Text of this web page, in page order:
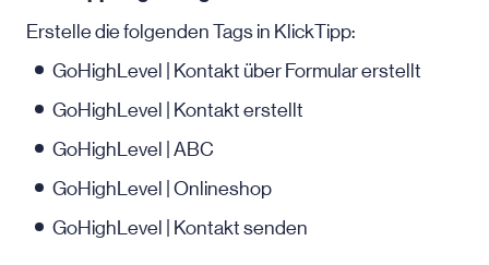
Erstelle die folgenden Tags in KlickTipp:
GoHighLevel | Kontakt über Formular erstellt
GoHighLevel | Kontakt erstellt
GoHighLevel | ABC
GoHighLevel | Onlineshop
GoHighLevel | Kontakt senden